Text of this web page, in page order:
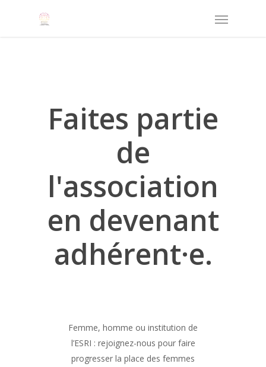
Faites partie
de
l'association
en devenant
adhérent·e.
Femme, homme ou institution de
l’ESRI : rejoignez-nous pour faire
progresser la place des femmes